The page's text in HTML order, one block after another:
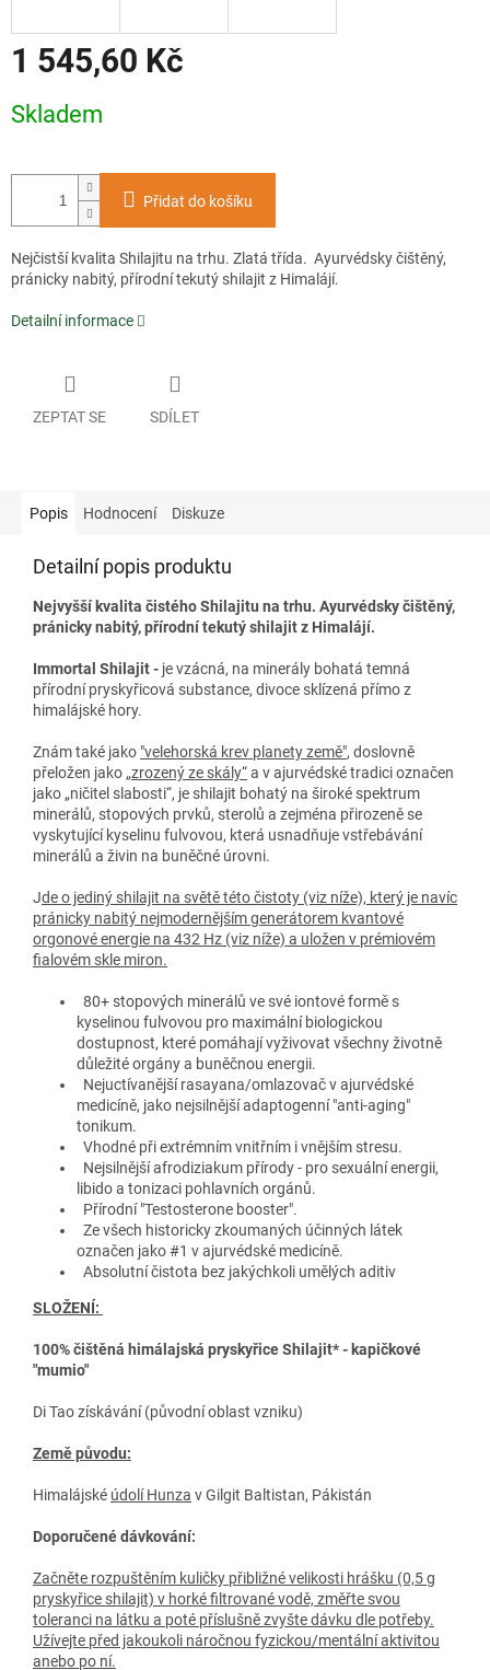
1 545,60 Kč
cena:
Skladem
Přidat do košíku
Nejčistší kvalita Shilajitu na trhu. Zlatá třída. Ayurvédsky čištěný,
pránicky nabitý, přírodní tekutý shilajit z Himalájí.
Detailní informace
ZEPTAT SE SDÍLET
Popis Hodnocení Diskuze
Detailní popis produktu
Nejvyšší kvalita čistého Shilajitu na trhu. Ayurvédsky čištěný,
pránicky nabitý, přírodní tekutý shilajit z Himalájí.
Immortal Shilajit - je vzácná, na minerály bohatá temná
přírodní pryskyřicová substance, divoce sklízená přímo z
himalájské hory.
Znám také jako "velehorská krev planety země", doslovně
přeložen jako „zrozený ze skály“a v ajurvédské tradici označen
jako „ničitel slabosti“, je shilajit bohatý na široké spektrum
minerálů, stopových prvků, sterolů a zejména přirozeně se
vyskytující kyselinu fulvovou, která usnadňuje vstřebávání
minerálů a živin na buněčné úrovni.
Jde o jediný shilajit na světě této čistoty (viz níže), který je navíc
pránicky nabitý nejmodernějším generátorem kvantové
orgonové energie na 432 Hz (viz níže) a uložen v prémiovém
fialovém skle miron.
80+ stopových minerálů ve své iontové formě s
kyselinou fulvovou pro maximální biologickou
dostupnost, které pomáhají vyživovat všechny životně
důležité orgány a buněčnou energii.
Nejuctívanější rasayana/omlazovač v ajurvédské
medicíně, jako nejsilnější adaptogenní "anti-aging"
tonikum.
Vhodné při extrémním vnitřním i vnějším stresu.
Nejsilnější afrodiziakum přírody - pro sexuální energii,
libido a tonizaci pohlavních orgánů.
Přírodní "Testosterone booster".
Ze všech historicky zkoumaných účinných látek
označen jako #1 v ajurvédské medicíně.
Absolutní čistota bez jakýchkoli umělých aditiv
SLOŽENÍ:
100% čištěná himálajská pryskyřice Shilajit* - kapičkové
"mumio"
Di Tao získávání (původní oblast vzniku)
Země původu:
Himalájské údolí Hunza v Gilgit Baltistan, Pákistán
Doporučené dávkování:
Začněte rozpuštěním kuličky přibližné velikosti hrášku (0,5 g
pryskyřice shilajit) v horké filtrované vodě, změřte svou
toleranci na látku a poté příslušně zvyšte dávku dle potřeby.
Užívejte před jakoukoli náročnou fyzickou/mentální aktivitou
anebo po ní.